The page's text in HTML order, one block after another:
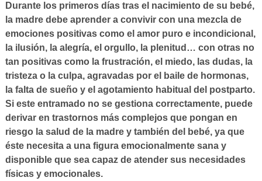
Durante los primeros días tras el nacimiento de su bebé,
la madre debe aprender a convivir con una mezcla de
emociones positivas como el amor puro e incondicional,
la ilusión, la alegría, el orgullo, la plenitud… con otras no
tan positivas como la frustración, el miedo, las dudas, la
tristeza o la culpa, agravadas por el baile de hormonas,
la falta de sueño y el agotamiento habitual del postparto.
Si este entramado no se gestiona correctamente, puede
derivar en trastornos más complejos que pongan en
riesgo la salud de la madre y también del bebé, ya que
éste necesita a una figura emocionalmente sana y
disponible que sea capaz de atender sus necesidades
físicas y emocionales.